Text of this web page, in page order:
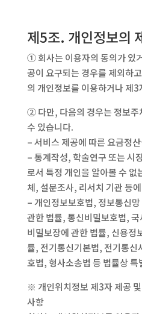
제5조. 개인정보의
① 회사는 이용자의 동의가 있
공이 요구되는 경우를 제외하
의 개인정보를 이용하거나 제
② 다만, 다음의 경우는 정보주
수 있습니다.
– 서비스 제공에 따른 요금정
– 통계작성, 학술연구 또는 시
로서 특정 개인을 알아볼 수 없
체, 설문조사, 리서치 기관 등
– 개인정보보호법, 정보통신
관한 법률, 통신비밀보호법,
비밀보장에 관한 법률, 신용정
률, 전기통신기본법, 전기통신
호법, 형사소송법 등 법률상 특
※ 개인위치정보 제3자 제공
사항